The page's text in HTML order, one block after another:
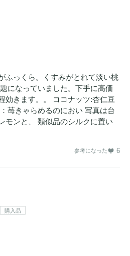
ふっくら。くすみがとれて淡い桃
になっていました。下手に高価
効きます。。 ココナッツ:杏仁豆
苺きゃらめるのにおい 写真は台
モンと、 類似品のシルクに置い
参考になった 6
購入品